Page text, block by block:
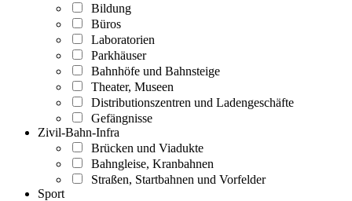
Bildung
Büros
Laboratorien
Parkhäuser
Bahnhöfe und Bahnsteige
Theater, Museen
Distributionszentren und Ladengeschäfte
Gefängnisse
Zivil-Bahn-Infra
Brücken und Viadukte
Bahngleise, Kranbahnen
Straßen, Startbahnen und Vorfelder
Sport